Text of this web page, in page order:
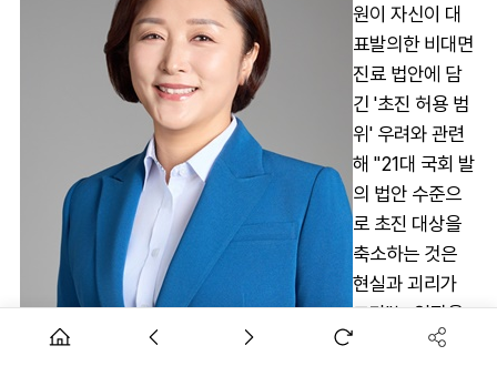
원이 자신이 대
표발의한 비대면
진료 법안에 담
긴 '초진 허용 범
위' 우려와 관련
해 "21대 국회 발
의 법안 수준으
로 초진 대상을
축소하는 것은
현실과 괴리가
크다"는 입장을
밝혀 주목된다.